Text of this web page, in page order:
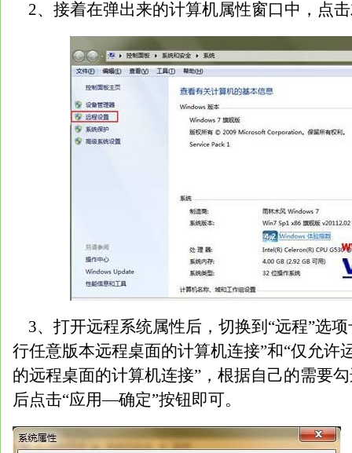
2、接着在弹出来的计算机属性窗口中，点
3、打开远程系统属性后，切换到“远程”选
行任意版本远程桌面的计算机连接”和“仅允许
的远程桌面的计算机连接”，根据自己的需要
后点击“应用—确定”按钮即可。